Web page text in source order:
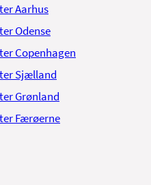
Aarhus
Odense
Copenhagen
Sjælland
Grønland
Færøerne